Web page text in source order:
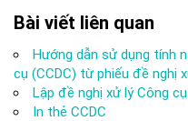
Bài viết liên quan
Hướng dẫn sử dụng tính
cụ (CCDC) từ phiếu đề nghị
Lập đề nghị xử lý Công
In thẻ CCDC